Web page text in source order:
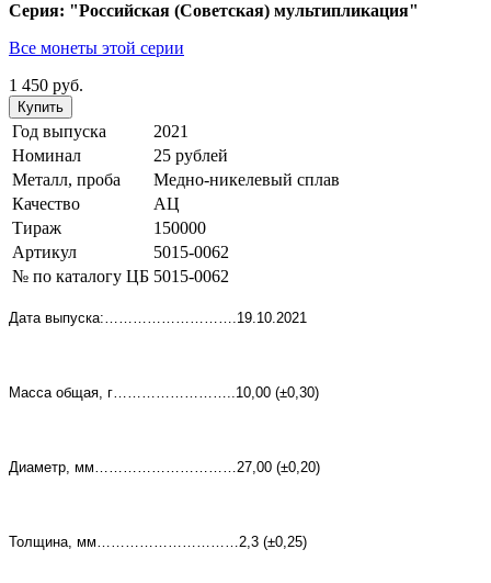
Серия: "Российская (Советская) мультипликация"
Все монеты этой серии
1 450 руб.
Купить
Год выпуска
2021
Номинал
25 рублей
Металл, проба
Медно-никелевый сплав
Качество
АЦ
Тираж
150000
Артикул
5015-0062
№ по каталогу ЦБ 5015-0062
Дата выпуска:……………………….19.10.2021
Масса общая, г……………………..10,00 (±0,30)
Диаметр, мм…………………………27,00 (±0,20)
Толщина, мм…………………………2,3 (±0,25)